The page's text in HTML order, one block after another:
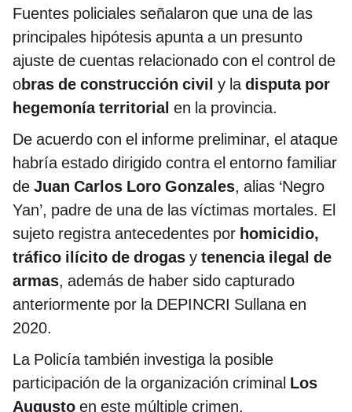
Fuentes policiales señalaron que una de las
principales hipótesis apunta a un presunto
ajuste de cuentas relacionado con el control de
obras de construcción civil y la disputa por
hegemonía territorial en la provincia.
De acuerdo con el informe preliminar, el ataque
habría estado dirigido contra el entorno familiar
de Juan Carlos Loro Gonzales, alias ‘Negro
Yan’, padre de una de las víctimas mortales. El
sujeto registra antecedentes por homicidio,
tráfico ilícito de drogas y tenencia ilegal de
armas, además de haber sido capturado
anteriormente por la DEPINCRI Sullana en
2020.
La Policía también investiga la posible
participación de la organización criminal Los
Augusto en este múltiple crimen.